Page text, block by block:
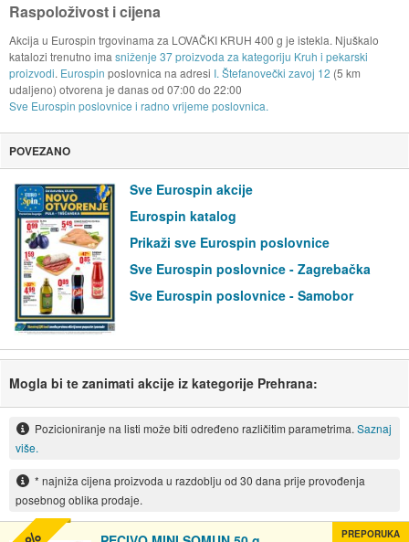
Raspoloživost i cijena
Akcija u Eurospin trgovinama za LOVAČKI KRUH 400 g je istekla. Njuškalo
katalozi trenutno ima sniženje 37 proizvoda za kategoriju Kruh i pekarski
proizvodi. Eurospin poslovnica na adresi I. Štefanovečki zavoj 12 (5 km
udaljeno) otvorena je danas od 07:00 do 22:00
Sve Eurospin poslovnice i radno vrijeme poslovnica.
POVEZANO
Sve Eurospin akcije
Eurospin katalog
Prikaži sve Eurospin poslovnice
Sve Eurospin poslovnice - Zagrebačka
Sve Eurospin poslovnice - Samobor
Mogla bi te zanimati akcije iz kategorije Prehrana:
Pozicioniranje na listi može biti određeno različitim parametrima. Saznaj
više.
* najniža cijena proizvoda u razdoblju od 30 dana prije provođenja
posebnog oblika prodaje.
PREPORUKA